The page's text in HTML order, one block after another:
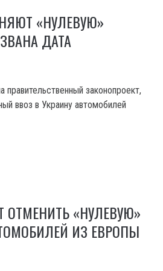
«НУЛЕВУЮ»
ДАТА
правительственный законопроект,
ввоз в Украину автомобилей
ОТМЕНИТЬ «НУЛЕВУЮ»
ИЗ ЕВРОПЫ